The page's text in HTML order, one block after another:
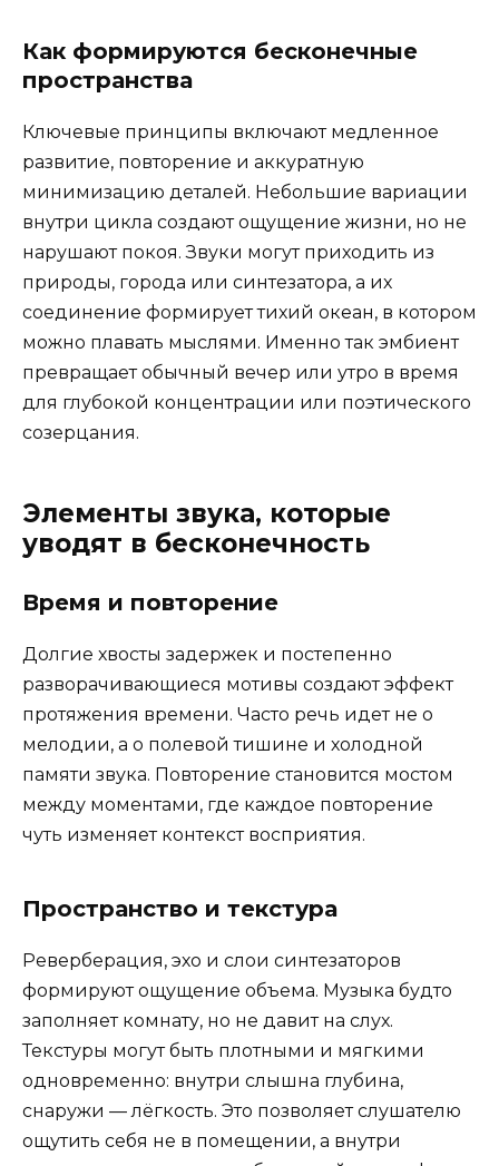
Как формируются бесконечные
пространства
Ключевые принципы включают медленное
развитие, повторение и аккуратную
минимизацию деталей. Небольшие вариации
внутри цикла создают ощущение жизни, но не
нарушают покоя. Звуки могут приходить из
природы, города или синтезатора, а их
соединение формирует тихий океан, в котором
можно плавать мыслями. Именно так эмбиент
превращает обычный вечер или утро в время
для глубокой концентрации или поэтического
созерцания.
Элементы звука, которые
уводят в бесконечность
Время и повторение
Долгие хвосты задержек и постепенно
разворачивающиеся мотивы создают эффект
протяжения времени. Часто речь идет не о
мелодии, а о полевой тишине и холодной
памяти звука. Повторение становится мостом
между моментами, где каждое повторение
чуть изменяет контекст восприятия.
Пространство и текстура
Реверберация, эхо и слои синтезаторов
формируют ощущение объема. Музыка будто
заполняет комнату, но не давит на слух.
Текстуры могут быть плотными и мягкими
одновременно: внутри слышна глубина,
снаружи — лёгкость. Это позволяет слушателю
ощутить себя не в помещении, а внутри